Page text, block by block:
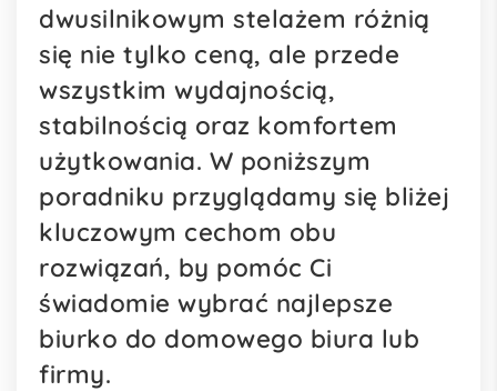
dwusilnikowym stelażem różnią
się nie tylko ceną, ale przede
wszystkim wydajnością,
stabilnością oraz komfortem
użytkowania. W poniższym
poradniku przyglądamy się bliżej
kluczowym cechom obu
rozwiązań, by pomóc Ci
świadomie wybrać najlepsze
biurko do domowego biura lub
firmy.